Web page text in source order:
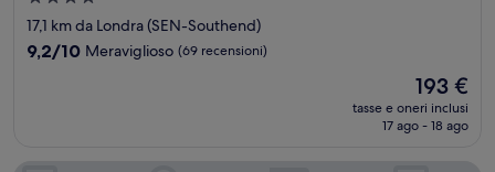
a
4.0
17,1 km da Londra (SEN-Southend)
9.2
9,2/10 Meraviglioso (69 recensioni)
Il
prezzo
attuale
193 €
193 €
tasse e oneri inclusi
17 ago - 18 ago